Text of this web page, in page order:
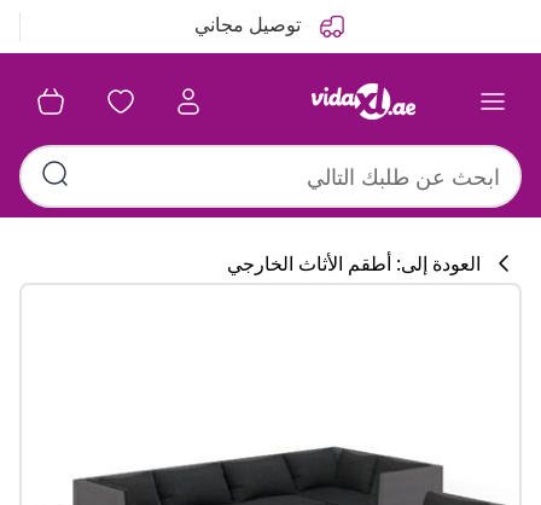
توصيل مجاني
#sharemevidaxl
العودة إلى: أطقم الأثاث الخارجي